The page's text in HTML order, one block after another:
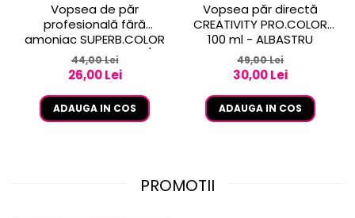
Vopsea de păr
profesională fără
amoniac SUPERB.COLOR
100 ml - Pro.Co - 10/1
BLOND EXTRA DESCHIS
CENUSIU
44,00 Lei
26,00 Lei
ADAUGA IN COS
Vopsea păr directă
CREATIVITY PRO.COLOR
100 ml - ALBASTRU
49,00 Lei
30,00 Lei
ADAUGA IN COS
PROMOTII